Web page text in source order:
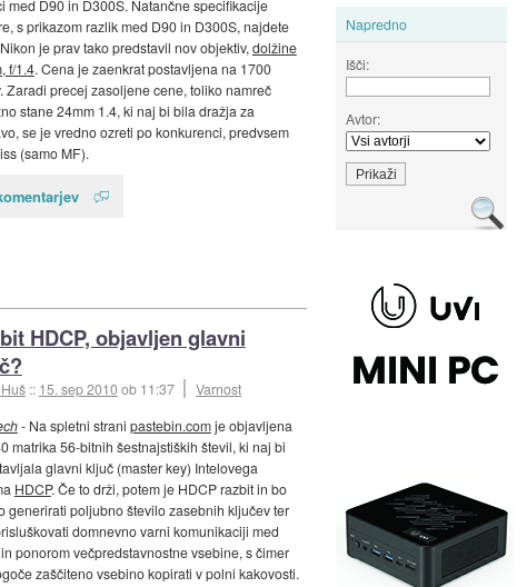
Napredno
Išči:
Avtor:
med D90 in D300S. Natančne specifikacije
s prikazom razlik med D90 in D300S, najdete
je prav tako predstavil nov objektiv, dolžine
f/1.4. Cena je zaenkrat postavljena na 1700
Zaradi precej zasoljene cene, toliko namreč
stane 24mm 1.4, ki naj bi bila dražja za
se je vredno ozreti po konkurenci, predvsem
(samo MF).
HDCP, objavljen glavni
:: 15. sep 2010ob 11:37
Varnost
- Na spletni strani pastebin.comje objavljena
matrika 56-bitnih šestnajstiških števil, ki naj bi
glavni ključ (master key) Intelovega
HDCP. Če to drži, potem je HDCP razbit in bo
generirati poljubno število zasebnih ključev ter
domnevno varni komunikaciji med
ponorom večpredstavnostne vsebine, s čimer
zaščiteno vsebino kopirati v polni kakovosti.